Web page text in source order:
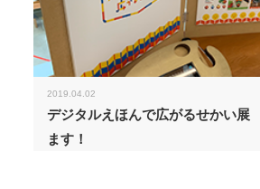
2019.04.02
デジタルえほんで広がるせかい
ます！